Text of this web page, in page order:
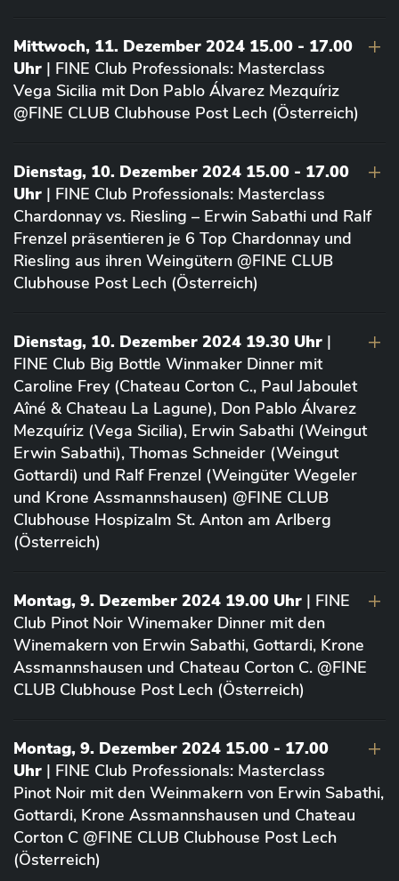
Mittwoch, 11. Dezember 2024 15.00 - 17.00
Uhr | FINE Club Professionals: Masterclass
Vega Sicilia mit Don Pablo Álvarez Mezquíriz
@FINE CLUB Clubhouse Post Lech (Österreich)
Dienstag, 10. Dezember 2024 15.00 - 17.00
Uhr | FINE Club Professionals: Masterclass
Chardonnay vs. Riesling – Erwin Sabathi und Ralf
Frenzel präsentieren je 6 Top Chardonnay und
Riesling aus ihren Weingütern @FINE CLUB
Clubhouse Post Lech (Österreich)
Dienstag, 10. Dezember 2024 19.30 Uhr |
FINE Club Big Bottle Winmaker Dinner mit
Caroline Frey (Chateau Corton C., Paul Jaboulet
Aîné & Chateau La Lagune), Don Pablo Álvarez
Mezquíriz (Vega Sicilia), Erwin Sabathi (Weingut
Erwin Sabathi), Thomas Schneider (Weingut
Gottardi) und Ralf Frenzel (Weingüter Wegeler
und Krone Assmannshausen) @FINE CLUB
Clubhouse Hospizalm St. Anton am Arlberg
(Österreich)
Montag, 9. Dezember 2024 19.00 Uhr | FINE
Club Pinot Noir Winemaker Dinner mit den
Winemakern von Erwin Sabathi, Gottardi, Krone
Assmannshausen und Chateau Corton C. @FINE
CLUB Clubhouse Post Lech (Österreich)
Montag, 9. Dezember 2024 15.00 - 17.00
Uhr | FINE Club Professionals: Masterclass
Pinot Noir mit den Weinmakern von Erwin Sabathi,
Gottardi, Krone Assmannshausen und Chateau
Corton C @FINE CLUB Clubhouse Post Lech
(Österreich)